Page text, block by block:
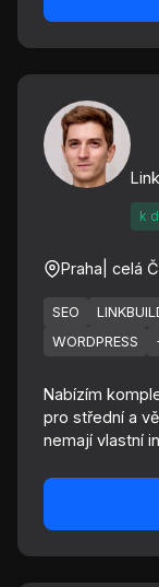
k
Praha | celá
SEO
WORDPRESS
Nabízím
pro střední a
nemají vlastní